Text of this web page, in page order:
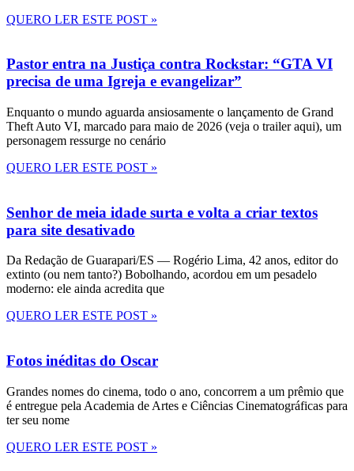
QUERO LER ESTE POST »
Pastor entra na Justiça contra Rockstar: “GTA VI
precisa de uma Igreja e evangelizar”
Enquanto o mundo aguarda ansiosamente o lançamento de Grand
Theft Auto VI, marcado para maio de 2026 (veja o trailer aqui), um
personagem ressurge no cenário
QUERO LER ESTE POST »
Senhor de meia idade surta e volta a criar textos
para site desativado
Da Redação de Guarapari/ES — Rogério Lima, 42 anos, editor do
extinto (ou nem tanto?) Bobolhando, acordou em um pesadelo
moderno: ele ainda acredita que
QUERO LER ESTE POST »
Fotos inéditas do Oscar
Grandes nomes do cinema, todo o ano, concorrem a um prêmio que
é entregue pela Academia de Artes e Ciências Cinematográficas para
ter seu nome
QUERO LER ESTE POST »